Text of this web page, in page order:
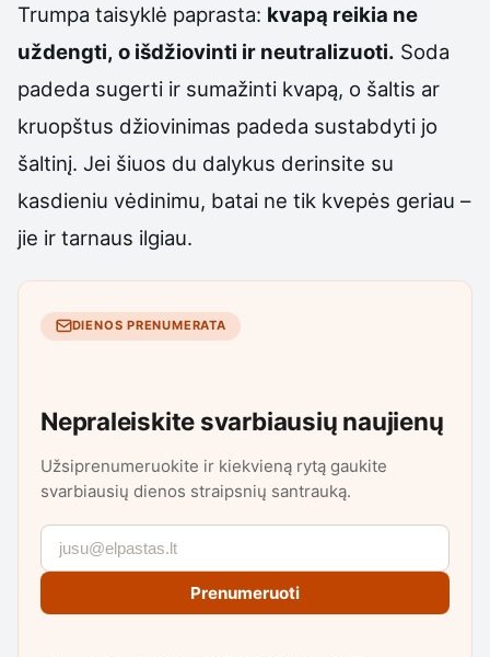
Trumpa taisyklė paprasta: kvapą reikia ne
uždengti, o išdžiovinti ir neutralizuoti. Soda
padeda sugerti ir sumažinti kvapą, o šaltis ar
kruopštus džiovinimas padeda sustabdyti jo
šaltinį. Jei šiuos du dalykus derinsite su
kasdieniu vėdinimu, batai ne tik kvepės geriau –
jie ir tarnaus ilgiau.
DIENOS PRENUMERATA
Nepraleiskite svarbiausių naujienų
Užsiprenumeruokite ir kiekvieną rytą gaukite
svarbiausių dienos straipsnių santrauką.
Prenumeruoti